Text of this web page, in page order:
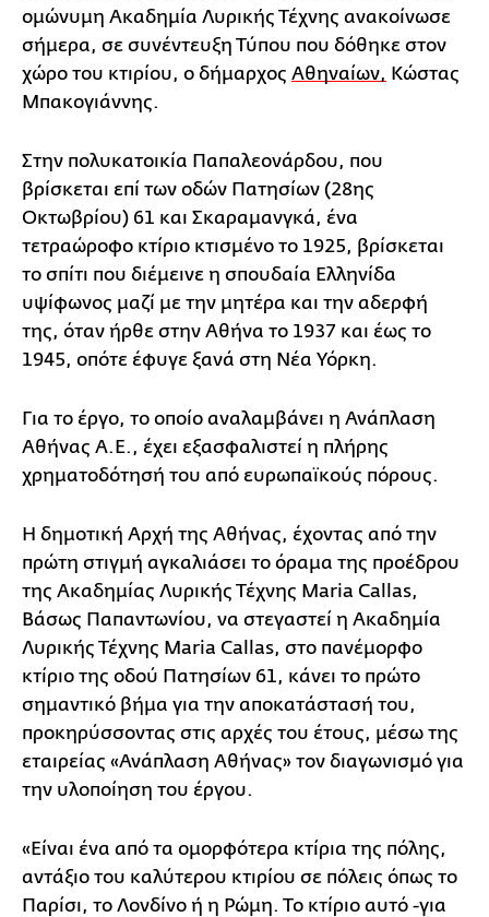
ομώνυμη Ακαδημία Λυρικής Τέχνης ανακοίνωσε
σήμερα, σε συνέντευξη Τύπου που δόθηκε στον
χώρο του κτιρίου, ο δήμαρχος Αθηναίων, Κώστας
Μπακογιάννης.
Στην πολυκατοικία Παπαλεονάρδου, που
βρίσκεται επί των οδών Πατησίων (28ης
Οκτωβρίου) 61 και Σκαραμανγκά, ένα
τετραώροφο κτίριο κτισμένο το 1925, βρίσκεται
το σπίτι που διέμεινε η σπουδαία Ελληνίδα
υψίφωνος μαζί με την μητέρα και την αδερφή
της, όταν ήρθε στην Αθήνα το 1937 και έως το
1945, οπότε έφυγε ξανά στη Νέα Υόρκη.
Για το έργο, το οποίο αναλαμβάνει η Ανάπλαση
Αθήνας Α.Ε., έχει εξασφαλιστεί η πλήρης
χρηματοδότησή του από ευρωπαϊκούς πόρους.
Η δημοτική Αρχή της Αθήνας, έχοντας από την
πρώτη στιγμή αγκαλιάσει το όραμα της προέδρου
της Ακαδημίας Λυρικής Τέχνης Maria Callas,
Βάσως Παπαντωνίου, να στεγαστεί η Ακαδημία
Λυρικής Τέχνης Maria Callas, στο πανέμορφο
κτίριο της οδού Πατησίων 61, κάνει το πρώτο
σημαντικό βήμα για την αποκατάστασή του,
προκηρύσσοντας στις αρχές του έτους, μέσω της
εταιρείας «Ανάπλαση Αθήνας» τον διαγωνισμό για
την υλοποίηση του έργου.
«Είναι ένα από τα ομορφότερα κτίρια της πόλης,
αντάξιο του καλύτερου κτιρίου σε πόλεις όπως το
Παρίσι, το Λονδίνο ή η Ρώμη. Το κτίριο αυτό -για